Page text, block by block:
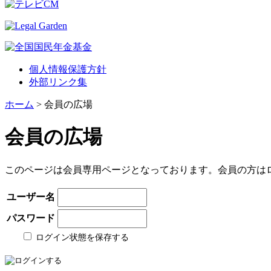
個人情報保護方針
外部リンク集
ホーム > 会員の広場
会員の広場
このページは会員専用ページとなっております。会員の方は
ユーザー名
パスワード
ログイン状態を保存する